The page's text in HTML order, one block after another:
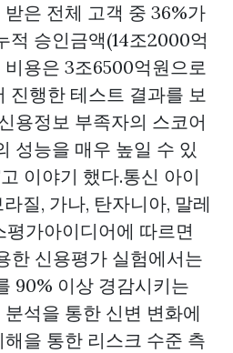
은 전체 고객 중 36%가
적 승인금액(14조2000억
용은 3조6500억원으로
진행한 테스트 결과를 보
용정보 부족자의 스코어
성능을 매우 높일 수 있
이야기 했다.통신 아이
질, 가나, 탄자니아, 말레
가아이디어에 따르면
한 신용평가 실험에서는
90% 이상 경감시키는
석을 통한 신변 변화에
을 통한 리스크 수준 측